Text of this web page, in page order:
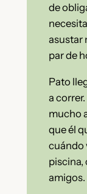
de
asustar
par de
Pato
a
mucho
que él
cuándo
piscina,
amigos.